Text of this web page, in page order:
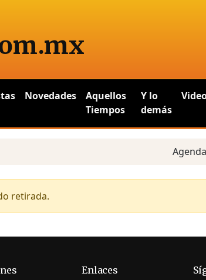
Novedades
Aquellos
Tiempos
Y lo
demás
retirada.
Enlaces